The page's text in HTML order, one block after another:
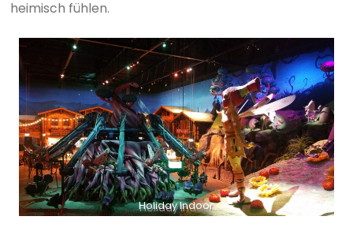
heimisch fühlen.
Holiday Indoor